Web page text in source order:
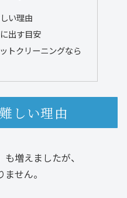
い理由
出す目安
トクリーニングなら
しい理由
増えましたが、
せん。